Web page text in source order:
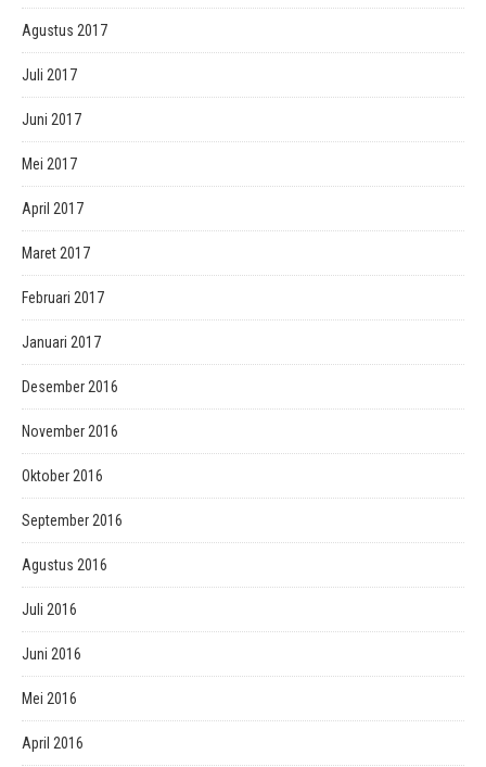
Agustus 2017
Juli 2017
Juni 2017
Mei 2017
April 2017
Maret 2017
Februari 2017
Januari 2017
Desember 2016
November 2016
Oktober 2016
September 2016
Agustus 2016
Juli 2016
Juni 2016
Mei 2016
April 2016